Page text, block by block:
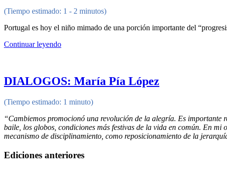
(Tiempo estimado: 1 - 2 minutos)
Portugal es hoy el niño mimado de una porción importante del
Continuar leyendo
DIALOGOS: María Pía López
(Tiempo estimado: 1 minuto)
“Cambiemos promocionó una revolución de la alegría. Es importante
baile, los globos, condiciones más festivas de la vida en común. En
mecanismo de disciplinamiento, como reposicionamiento de la
Ediciones anteriores